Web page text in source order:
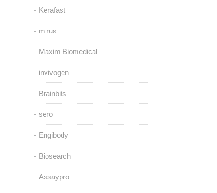
Kerafast
mirus
Maxim Biomedical
invivogen
Brainbits
sero
Engibody
Biosearch
Assaypro